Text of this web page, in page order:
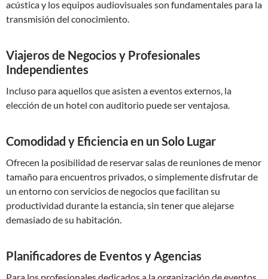
acústica y los equipos audiovisuales son fundamentales para la
transmisión del conocimiento.
Viajeros de Negocios y Profesionales
Independientes
Incluso para aquellos que asisten a eventos externos, la
elección de un hotel con auditorio puede ser ventajosa.
Comodidad y Eficiencia en un Solo Lugar
Ofrecen la posibilidad de reservar salas de reuniones de menor
tamaño para encuentros privados, o simplemente disfrutar de
un entorno con servicios de negocios que facilitan su
productividad durante la estancia, sin tener que alejarse
demasiado de su habitación.
Planificadores de Eventos y Agencias